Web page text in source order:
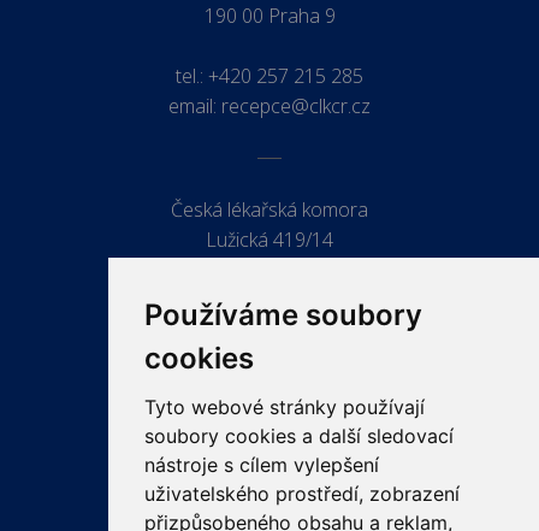
Používáme soubory
cookies
Tyto webové stránky používají
soubory cookies a další sledovací
nástroje s cílem vylepšení
uživatelského prostředí, zobrazení
přizpůsobeného obsahu a reklam,
190 00 Praha 9
tel.: +420 257 215 285
email: recepce@clkcr.cz
Česká lékařská komora
Lužická 419/14
ODKAZY
PRO LÉKAŘE
PRO VEŘEJNOST